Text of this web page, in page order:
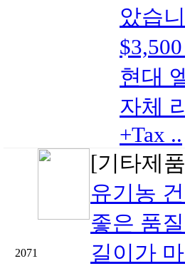
았습
현대
자체
+Tax ..
2071
[기타제
유기농
좋은 품
길이가